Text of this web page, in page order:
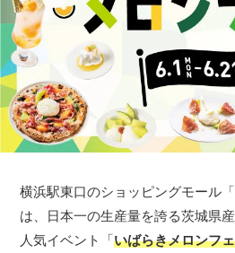
横浜駅東口のショッピングモール
は、日本一の生産量を誇る茨城県
人気イベント「いばらきメロンフ